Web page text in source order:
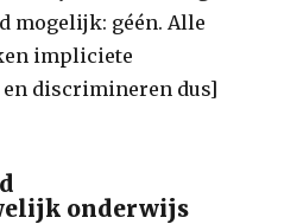
mogelijk: géén. Alle
impliciete
discrimineren dus]
onderwijs